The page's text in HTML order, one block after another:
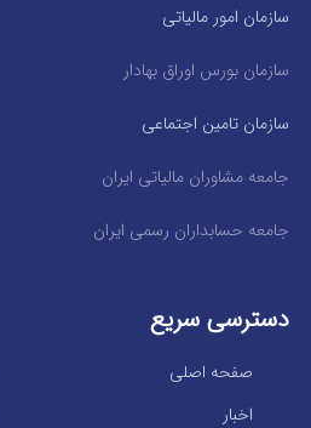
سازمان امور مالیاتی
سازمان بورس اوراق بهادار
سازمان تامین اجتماعی
جامعه مشاوران مالیاتی ایران
جامعه حسابداران رسمی ایران
دسترسی سریع
صفحه اصلی
اخبار